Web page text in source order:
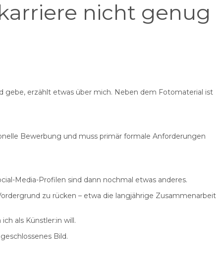
nicht genug
gebe, erzählt etwas über mich. Neben dem Fotomaterial ist
Bewerbung und muss primär formale Anforderungen
Media-Profilen sind dann nochmal etwas anderes.
zu rücken – etwa die langjährige Zusammenarbeit
als Künstler:in will.
Bild.